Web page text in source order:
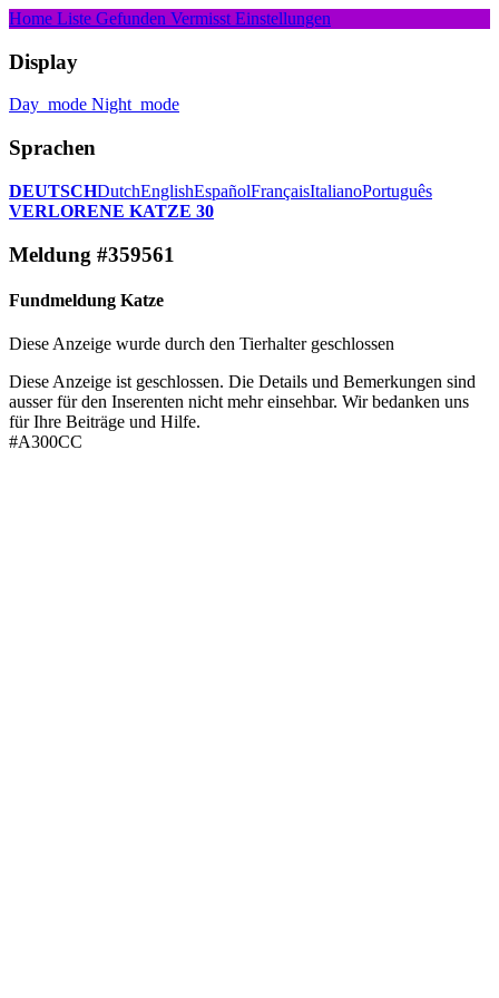
Home Liste Gefunden Vermisst Einstellungen
Display
Day_mode Night_mode
Sprachen
DEUTSCHDutchEnglishEspañolFrançaisItalianoPortuguês
VERLORENE KATZE 30
Meldung #359561
Fundmeldung Katze
Diese Anzeige wurde durch den Tierhalter geschlossen
Diese Anzeige ist geschlossen. Die Details und Bemerkungen sind
ausser für den Inserenten nicht mehr einsehbar. Wir bedanken uns
für Ihre Beiträge und Hilfe.
#A300CC